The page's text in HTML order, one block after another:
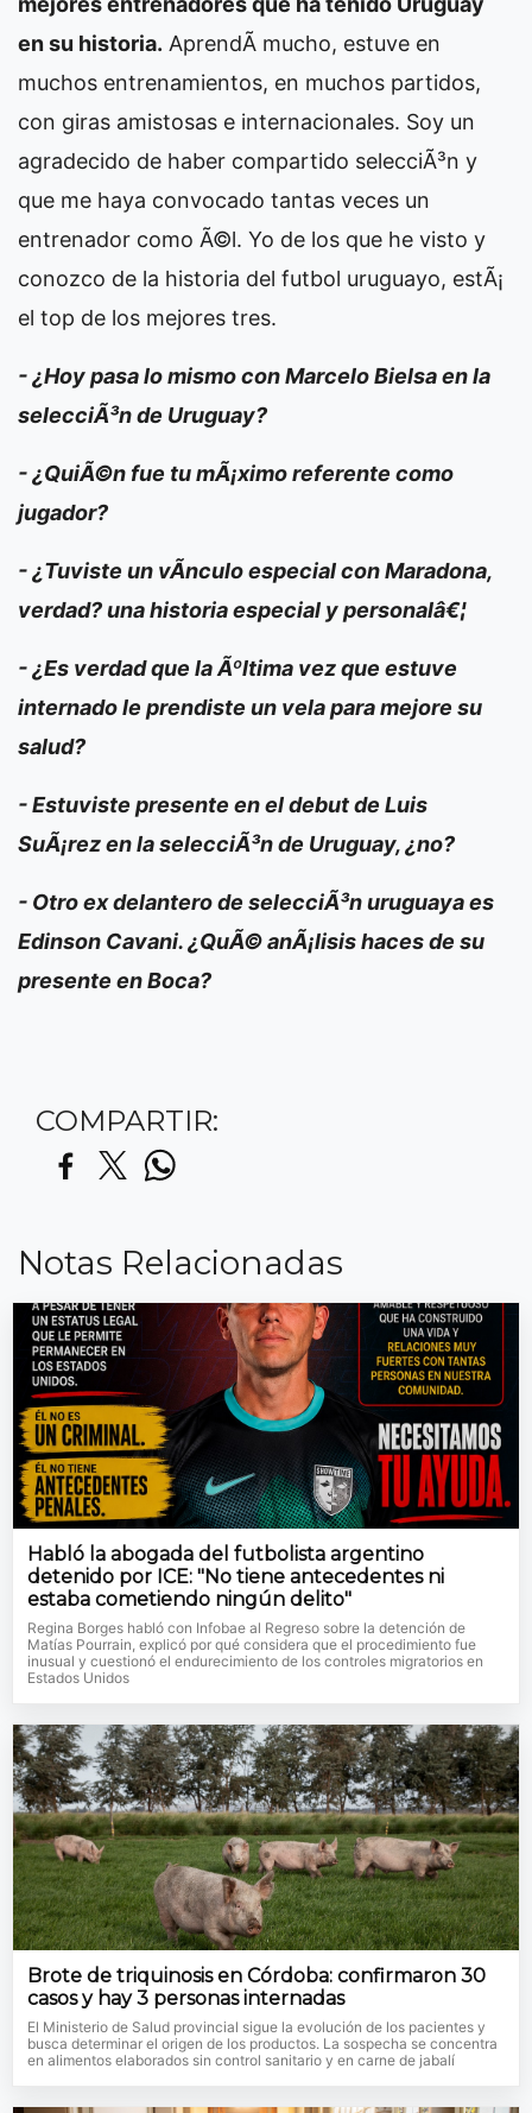
en su historia. AprendÃ­ mucho, estuve en
muchos entrenamientos, en muchos partidos,
con giras amistosas e internacionales. Soy un
agradecido de haber compartido selecciÃ³n y
que me haya convocado tantas veces un
entrenador como Ã©l. Yo de los que he visto y
conozco de la historia del futbol uruguayo, estÃ¡
el top de los mejores tres.
- ¿Hoy pasa lo mismo con Marcelo Bielsa en la
selecciÃ³n de Uruguay?
- ¿QuiÃ©n fue tu mÃ¡ximo referente como
jugador?
- ¿Tuviste un vÃ­nculo especial con Maradona,
verdad? una historia especial y personalâ€¦
- ¿Es verdad que la Ãºltima vez que estuve
internado le prendiste un vela para mejore su
salud?
- Estuviste presente en el debut de Luis
SuÃ¡rez en la selecciÃ³n de Uruguay, ¿no?
- Otro ex delantero de selecciÃ³n uruguaya es
Edinson Cavani. ¿QuÃ© anÃ¡lisis haces de su
presente en Boca?
COMPARTIR:
Notas Relacionadas
Habló la abogada del futbolista argentino
detenido por ICE: "No tiene antecedentes ni
estaba cometiendo ningún delito"
Regina Borges habló con Infobae al Regreso sobre la detención de
Matías Pourrain, explicó por qué considera que el procedimiento fue
inusual y cuestionó el endurecimiento de los controles migratorios en
Estados Unidos
Brote de triquinosis en Córdoba: confirmaron 30
casos y hay 3 personas internadas
El Ministerio de Salud provincial sigue la evolución de los pacientes y
busca determinar el origen de los productos. La sospecha se concentra
en alimentos elaborados sin control sanitario y en carne de jabalí